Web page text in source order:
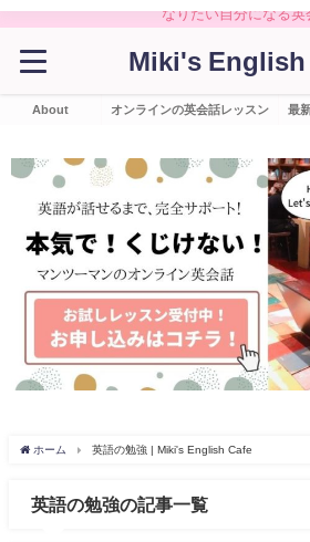
なりたい自分になる英
Miki's English
About オンラインの英会話レッスン 最
ホーム 英語の勉強 | Miki's English Cafe
英語の勉強の記事一覧